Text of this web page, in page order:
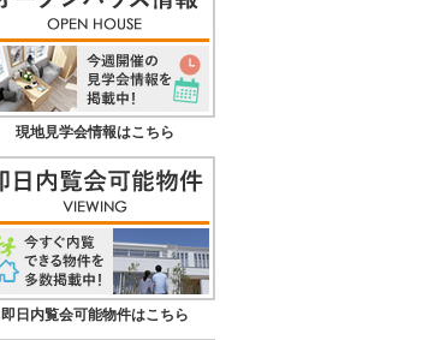
現地見学会情報はこちら
即日内覧会可能物件はこちら